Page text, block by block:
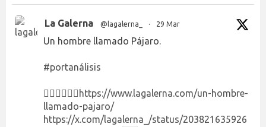
La Galerna @lagalerna_ · 29 Mar
Un hombre llamado Pájaro.
#portanálisis
👉🏻👉🏻👉🏻 https://www.lagalerna.com/un-hombre-
llamado-pajaro/
https://x.com/lagalerna_/status/203821635926